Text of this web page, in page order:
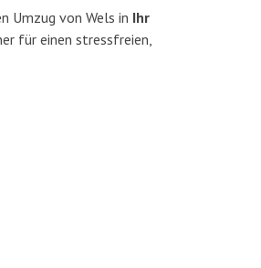
Umzug von Wels in Ihr
für einen stressfreien,